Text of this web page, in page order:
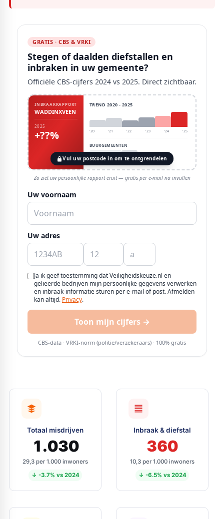
Totaal misdrijven
1.030
29,3 per 1.000 inwoners
↓ -3.7% vs 2024
Inbraak & diefstal
360
10,3 per 1.000 inwoners
↓ -6.5% vs 2024